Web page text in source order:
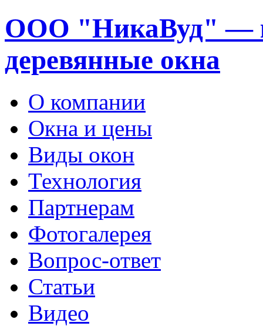
ООО "НикаВуд" —
деревянные окна
О компании
Окна и цены
Виды окон
Технология
Партнерам
Фотогалерея
Вопрос-ответ
Статьи
Видео